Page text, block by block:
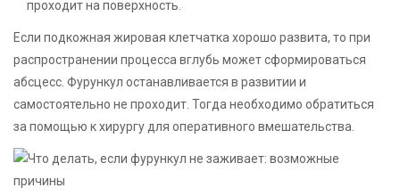
проходит на поверхность.
Если подкожная жировая клетчатка хорошо развита, то при
распространении процесса вглубь может сформироваться
абсцесс. Фурункул останавливается в развитии и
самостоятельно не проходит. Тогда необходимо обратиться
за помощью к хирургу для оперативного вмешательства.